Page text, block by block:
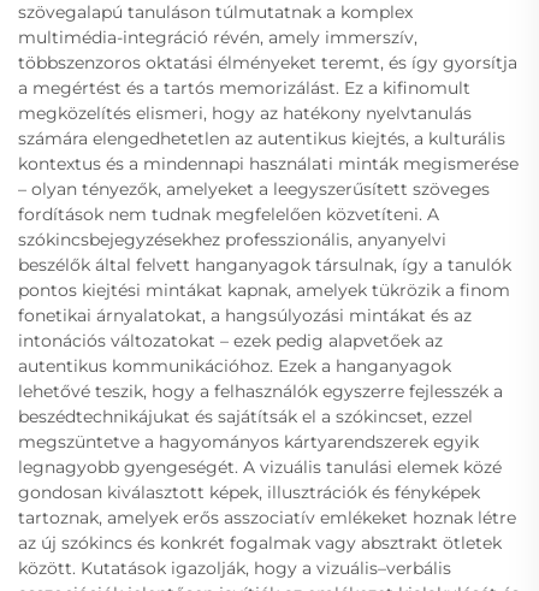
szövegalapú tanuláson túlmutatnak a komplex
multimédia-integráció révén, amely immerszív,
többszenzoros oktatási élményeket teremt, és így gyorsítja
a megértést és a tartós memorizálást. Ez a kifinomult
megközelítés elismeri, hogy az hatékony nyelvtanulás
számára elengedhetetlen az autentikus kiejtés, a kulturális
kontextus és a mindennapi használati minták megismerése
– olyan tényezők, amelyeket a leegyszerűsített szöveges
fordítások nem tudnak megfelelően közvetíteni. A
szókincsbejegyzésekhez professzionális, anyanyelvi
beszélők által felvett hanganyagok társulnak, így a tanulók
pontos kiejtési mintákat kapnak, amelyek tükrözik a finom
fonetikai árnyalatokat, a hangsúlyozási mintákat és az
intonációs változatokat – ezek pedig alapvetőek az
autentikus kommunikációhoz. Ezek a hanganyagok
lehetővé teszik, hogy a felhasználók egyszerre fejlesszék a
beszédtechnikájukat és sajátítsák el a szókincset, ezzel
megszüntetve a hagyományos kártyarendszerek egyik
legnagyobb gyengeségét. A vizuális tanulási elemek közé
gondosan kiválasztott képek, illusztrációk és fényképek
tartoznak, amelyek erős asszociatív emlékeket hoznak létre
az új szókincs és konkrét fogalmak vagy absztrakt ötletek
között. Kutatások igazolják, hogy a vizuális–verbális